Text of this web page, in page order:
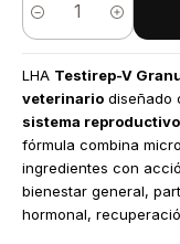
Cantidad
LHA Testirep-V
veterinariodiseñado
sistema
fórmula combina
ingredientes con
bienestar general,
hormonal,